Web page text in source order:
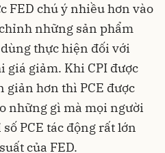
FED chú ý nhiều hơn vào
những sản phẩm
thực hiện đối với
giá giảm. Khi CPI được
giản hơn thì PCE được
những gì mà mọi người
PCE tác động rất lớn
của FED.